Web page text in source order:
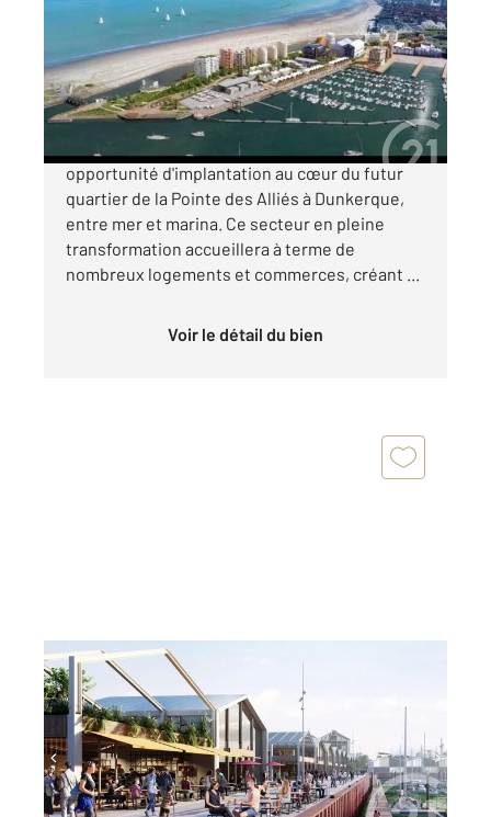
à vendre
750 000 €
L'agence Century 21 vous propose une
opportunité d'implantation au cœur du futur
quartier de la Pointe des Alliés à Dunkerque,
entre mer et marina. Ce secteur en pleine
transformation accueillera à terme de
nombreux logements et commerces, créant ...
Voir le détail du bien
DUNKERQUE 59
299,72 m2
Ref : 9419
à vendre
768 000 €